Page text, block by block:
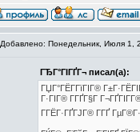
Добавлено: Понедельник, Июля 1,
ГЂГ°ГІГҐГ¬ писал(а):
ГЏГ°ГЁГ­ГїГІГ®
Г·ГІГ® Г­ГҐГ§Г
Г­ГЁГ·ГҐГЈГ® Г­ГҐ